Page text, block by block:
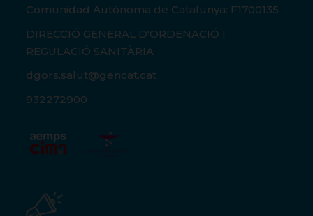
Comunidad Autónoma de Catalunya: F1700135
DIRECCIÓ GENERAL D'ORDENACIÓ I
REGULACIÓ SANITÀRIA
dgors.salut@gencat.cat
932272900